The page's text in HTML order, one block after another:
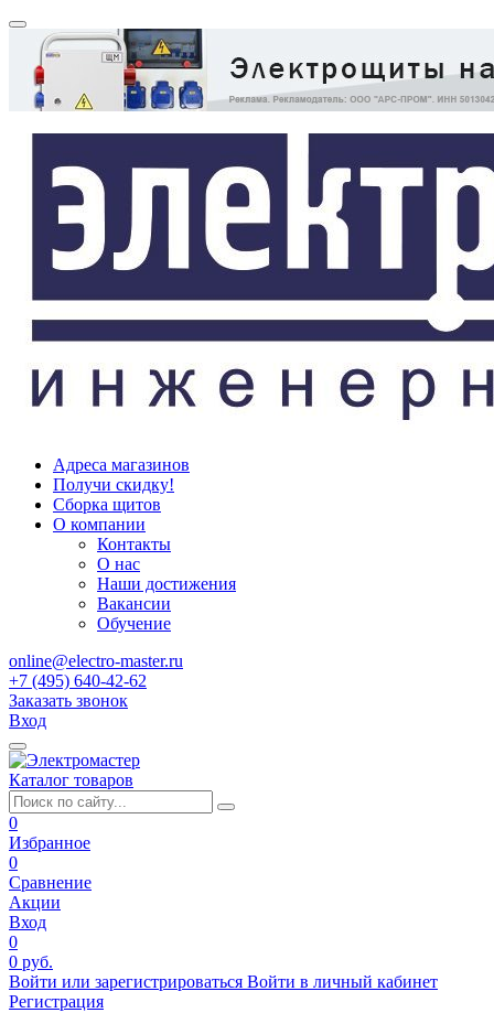
Адреса магазинов
Получи скидку!
Сборка щитов
О компании
Контакты
О нас
Наши достижения
Вакансии
Обучение
online@electro-master.ru
+7 (495) 640-42-62
Заказать звонок
Вход
Каталог товаров
0
Избранное
0
Сравнение
Акции
Вход
0
0 руб.
Войти или зарегистрироваться Войти в личный кабинет
Регистрация